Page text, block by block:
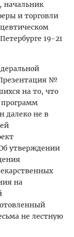
, начальник
и торговли
19-21
№
на то, что
далеко не в
утверждении
на
не лестную